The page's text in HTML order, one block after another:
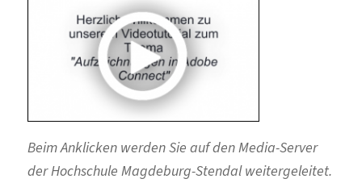
Beim Anklicken werden Sie auf den Media-Server
der Hochschule Magdeburg-Stendal weitergeleitet.